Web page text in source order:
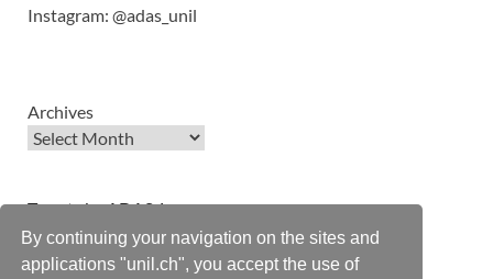
By continuing your navigation on the sites and
applications "unil.ch", you accept the use of
Instagram: @adas_unil
Archives
Tweets by ADAS_Lausanne